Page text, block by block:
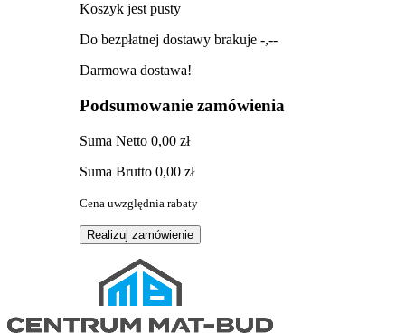
Koszyk jest pusty
Do bezpłatnej dostawy brakuje -,--
Darmowa dostawa!
Podsumowanie zamówienia
Suma Netto 0,00 zł
Suma Brutto 0,00 zł
Cena uwzględnia rabaty
Realizuj zamówienie